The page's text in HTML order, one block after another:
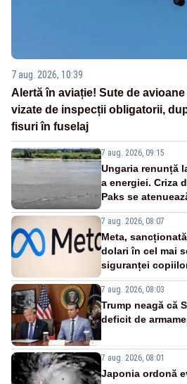
7 aug. 2026, 10:39
Alertă în aviație! Sute de
vizate de inspecții obligatorii,
fisuri în fuselaj
7 aug. 2026, 09:15
Ungaria renunță
a energiei. Criza
Paks se
7 aug. 2026, 08:07
Meta,
dolari în cel mai
siguranței
7 aug. 2026, 08:03
Trump neagă că
deficit de
7 aug. 2026, 08:01
Japonia ordonă